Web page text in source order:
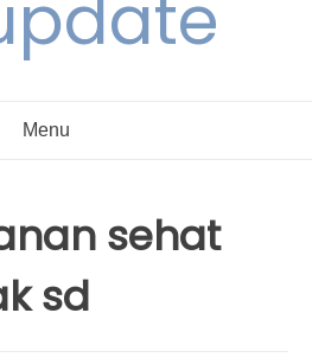
Menu
sehat
sd